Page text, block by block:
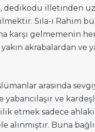
dedikodu illetinden
Sıla-ı Rahim
karşı gelmemenin
akrabalardan ve
arasında
ve
etmek sadece
Buna